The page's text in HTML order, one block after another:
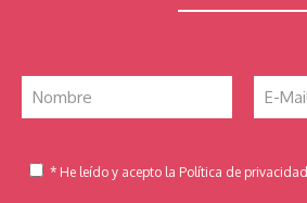
* He leído y acepto la Política de privacidad